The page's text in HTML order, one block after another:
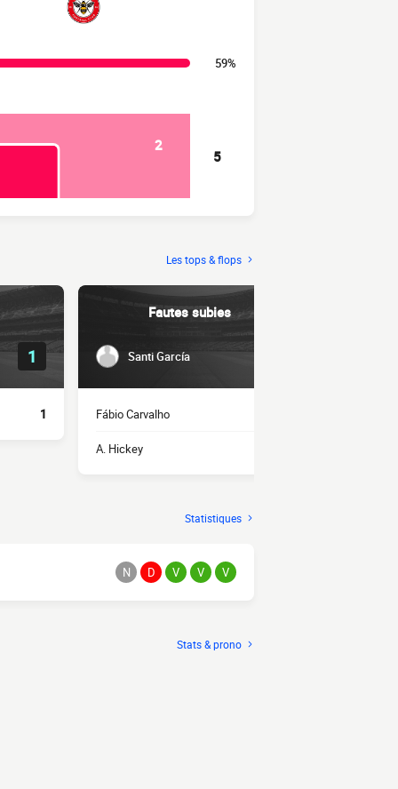
59%
2
5
Les tops & flops
1
1
Fautes subies
Santi García
Fábio Carvalho
A. Hickey
Statistiques
N D V V V
Stats & prono